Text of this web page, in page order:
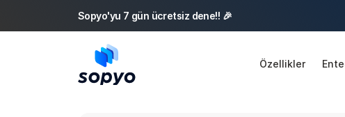
Sopyo'yu 7 gün ücretsiz dene!! 🎉
Özellikler